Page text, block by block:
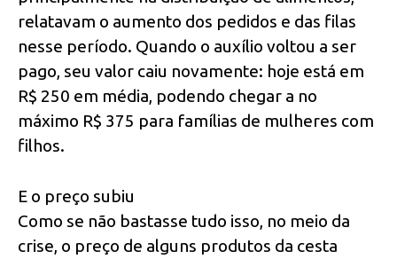
relatavam o aumento dos pedidos e das filas
nesse período. Quando o auxílio voltou a ser
pago, seu valor caiu novamente: hoje está em
R$ 250 em média, podendo chegar a no
máximo R$ 375 para famílias de mulheres com
filhos.
E o preço subiu
Como se não bastasse tudo isso, no meio da
crise, o preço de alguns produtos da cesta